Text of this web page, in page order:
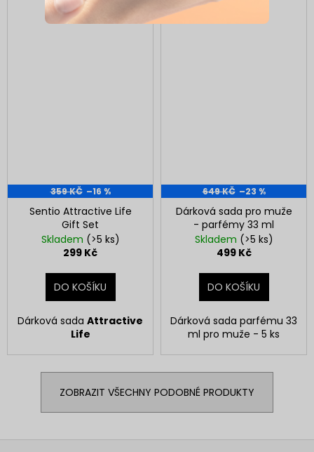
359 KČ –16 %
Sentio Attractive Life
Gift Set
Skladem (>5 ks)
299 Kč
DO KOŠÍKU
Dárková sada Attractive
Life
649 KČ –23 %
Dárková sada pro muže
- parfémy 33 ml
Skladem (>5 ks)
499 Kč
DO KOŠÍKU
Dárková sada parfému 33
ml pro muže - 5 ks
ZOBRAZIT VŠECHNY PODOBNÉ PRODUKTY